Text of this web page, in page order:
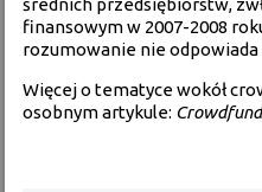
średnich przedsiębiorstw,
finansowym w 2007-2008
rozumowanie nie
Więcej o tematyce wokół
osobnym artykule: